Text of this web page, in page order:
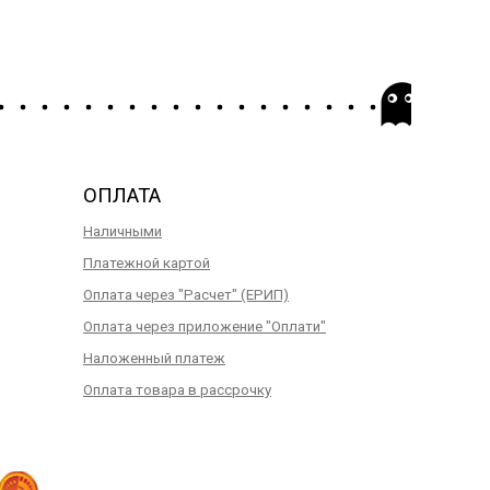
ОПЛАТА
Наличными
Платежной картой
Оплата через "Расчет" (ЕРИП)
Оплата через приложение "Оплати"
Наложенный платеж
Оплата товара в рассрочку